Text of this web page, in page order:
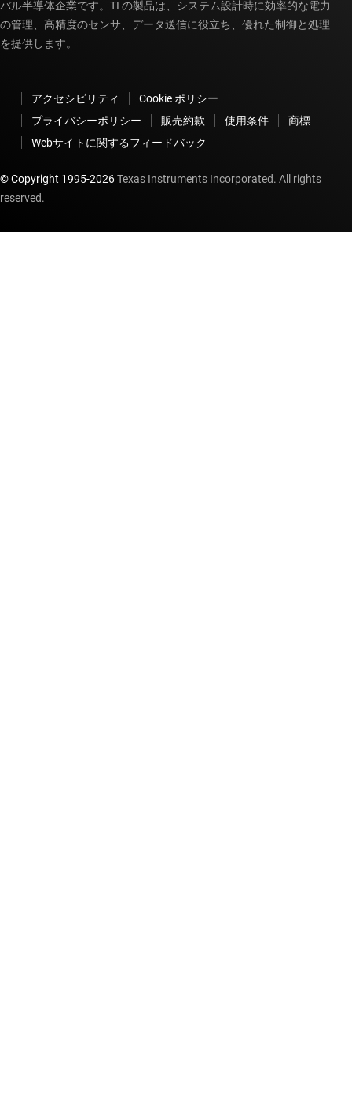
バル半導体企業です。TI の製品は、システム設計時に効率的な電力
の管理、高精度のセンサ、データ送信に役立ち、優れた制御と処理
を提供します。
アクセシビリティ
Cookie ポリシー
プライバシーポリシー
販売約款 使用条件
商標
Webサイトに関するフィードバック
© Copyright 1995-2026Texas Instruments Incorporated. All rights
reserved.